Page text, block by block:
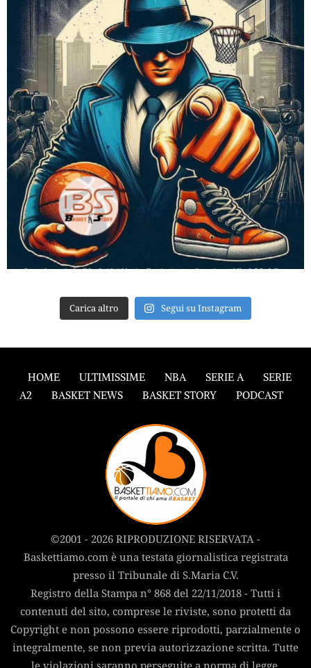
Carica altro Segui su Instagram
HOME ULTIMISSIME NBA SERIE A
SERIE
A2
BASKET NEWS BASKET STORY PODCAST
©2001 - 2026 RIPRODUZIONE RISERVATA -
Baskettiamo.com è una testata giornalistica registrata
presso il Tribunale di S.Maria C.V.
Registro della Stampa n° 868 del 22/11/2018 - Tutti i
contenuti del sito, comprese le riviste, sono protetti da
Copyright e non possono essere riprodotti, parzialmente o
integralmente, se non previa autorizzazione scritta. Tutte